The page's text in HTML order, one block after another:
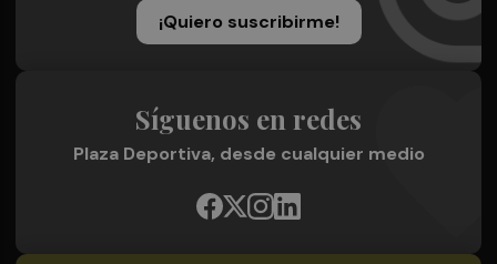
¡Quiero suscribirme!
Síguenos en redes
Plaza Deportiva, desde cualquier medio